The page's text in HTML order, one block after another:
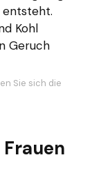
entsteht.
Kohl
Geruch
Sie sich die